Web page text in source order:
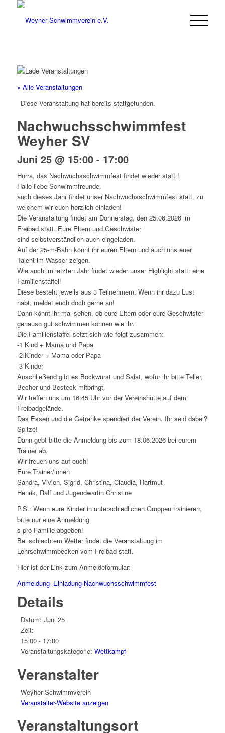
« Alle Veranstaltungen
Diese Veranstaltung hat bereits stattgefunden.
Nachwuchsschwimmfest
Weyher SV
Juni 25 @ 15:00- 17:00
Hurra, das Nachwuchsschwimmfest findet wieder statt !
Hallo liebe Schwimmfreunde,
auch dieses Jahr findet unser Nachwuchsschwimmfest statt, zu
welchem wir euch herzlich einladen!
Die Veranstaltung findet am Donnerstag, den 25.06.2026 im
Freibad statt. Eure Eltern und Geschwister
sind selbstverständlich auch eingeladen.
Auf der 25-m-Bahn könnt ihr euren Eltern und auch uns euer
Talent im Wasser zeigen.
Wie auch im letzten Jahr findet wieder unser Highlight statt: eine
Familienstaffel!
Diese besteht jeweils aus 3 Teilnehmern. Wenn ihr dazu Lust
habt, meldet euch doch gerne an!
Dann könnt ihr mal sehen, ob eure Eltern oder eure Geschwister
genauso gut schwimmen können wie ihr.
Die Familienstaffel setzt sich wie folgt zusammen:
-1 Kind + Mama und Papa
-2 Kinder + Mama oder Papa
-3 Kinder
Anschließend gibt es Bockwurst und Salat, wofür ihr bitte Teller,
Becher und Besteck mitbringt.
Wir treffen uns um 16:45 Uhr vor der Vereinshütte auf dem
Freibadgelände.
Das Essen und die Getränke spendiert der Verein. Ihr seid dabei?
Spitze!
Dann gebt bitte die Anmeldung bis zum 18.06.2026 bei eurem
Trainer ab.
Wir freuen uns auf euch!
Eure Trainer/innen
Sandra, Vivien, Sigrid, Christina, Claudia, Hartmut
Henrik, Ralf und Jugendwartin Christine
P.S.: Wenn eure Kinder in unterschiedlichen Gruppen trainieren,
bitte nur eine Anmeldung
s pro Familie abgeben!
Bei schlechtem Wetter findet die Veranstaltung im
Lehrschwimmbecken vom Freibad statt.
Hier ist der Link zum Anmeldeformular:
Anmeldung_Einladung-Nachwuchsschwimmfest
Details
Datum: Juni 25
Zeit:
15:00 - 17:00
Veranstaltungskategorie: Wettkampf
Veranstalter
Weyher Schwimmverein
Veranstalter-Website anzeigen
Veranstaltungsort